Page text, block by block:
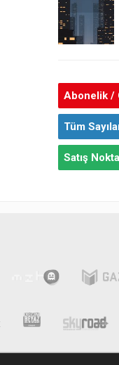
Abonelik /
Tüm
Satış